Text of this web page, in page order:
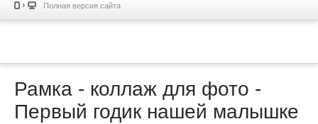
Полная версия сайта
Рамка - коллаж для фото -
Первый годик нашей малышке